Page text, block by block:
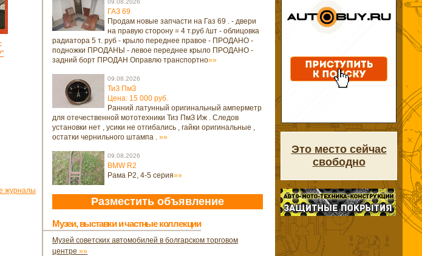
журналы
09.08.2026
ГАЗ 69
Продам новые запчасти на Газ 69 . - двери
на правую сторону = 4 т.руб /шт - облицовка
радиатора 5 т. руб - крыло переднее правое - ПРОДАНО -
подножки ПРОДАНЫ - левое переднее крыло ПРОДАНО -
задний борт ПРОДАН Оправлю транспортно»»
09.08.2026
ТиЗ ПмЗ
Цена: 15 000 руб.
Ранний латунный оригинальный амперметр
для отечественной мототехники Тиз ПмЗ Иж . Следов
установки нет , усики не отгибались , гайки оригинальные ,
остатки чернильного штампа . »»
09.08.2026
BMW R2
Рама Р2, 4-5 серия»»
Разместить объявление
Музеи, выставки и частные коллекции
Музей советских автомобилей в болгарском торговом
центре »»
Это место сейчас
свободно